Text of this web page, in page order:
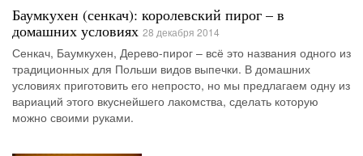
Баумкухен (сенкач): королевский пирог – в
домашних условиях 28 декабря 2014
Сенкач, Баумкухен, Дерево-пирог – всё это названия одного из
традиционных для Польши видов выпечки. В домашних
условиях приготовить его непросто, но мы предлагаем одну из
вариаций этого вкуснейшего лакомства, сделать которую
можно своими руками.